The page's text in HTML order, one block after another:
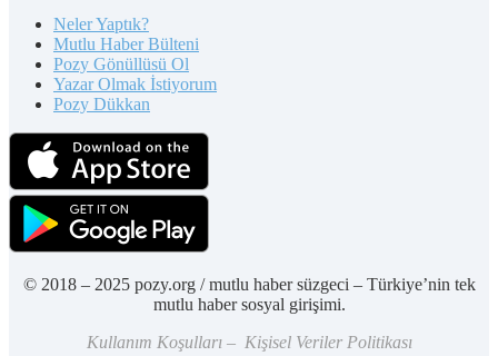
Neler Yaptık?
Mutlu Haber Bülteni
Pozy Gönüllüsü Ol
Yazar Olmak İstiyorum
Pozy Dükkan
© 2018 – 2025 pozy.org / mutlu haber süzgeci – Türkiye’nin tek
mutlu haber sosyal girişimi.
Kullanım Koşulları – Kişisel Veriler Politikası